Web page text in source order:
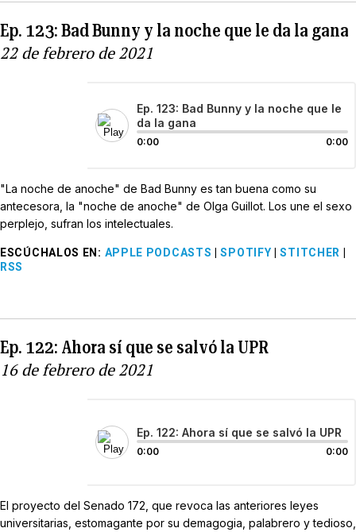
Ep. 123: Bad Bunny y la noche que le da la gana
22 de febrero de 2021
Ep. 123: Bad Bunny y la noche que le
da la gana
0:00 0:00
"La noche de anoche" de Bad Bunny es tan buena como su
antecesora, la "noche de anoche" de Olga Guillot. Los une el sexo
perplejo, sufran los intelectuales.
ESCÚCHALOS EN : APPLE PODCASTS |SPOTIFY |STITCHER
RSS
Ep. 122: Ahora sí que se salvó la UPR
16 de febrero de 2021
Ep. 122: Ahora sí que se salvó la UPR
0:00 0:00
El proyecto del Senado 172, que revoca las anteriores leyes
universitarias, estomagante por su demagogia, palabrero y tedioso,